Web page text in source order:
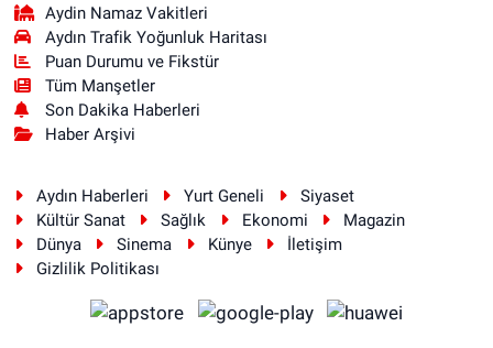
Aydin Namaz Vakitleri
Aydın Trafik Yoğunluk Haritası
Puan Durumu ve Fikstür
Tüm Manşetler
Son Dakika Haberleri
Haber Arşivi
Aydın Haberleri Yurt Geneli
Siyaset
Kültür Sanat
Sağlık Ekonomi
Magazin
Dünya
Sinema Künye
İletişim
Gizlilik Politikası